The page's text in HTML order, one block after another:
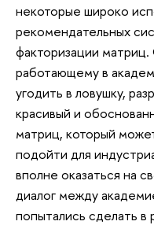
некоторые широко
рекомендательных
факторизации
работающему в
угодить в ловушку,
красивый и
матриц, который
подойти для
вполне оказаться на
диалог между
попытались сделать